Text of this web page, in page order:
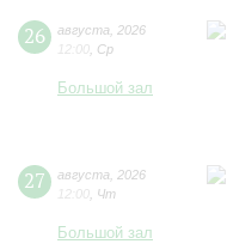
26 августа
2026
12:00 Ср
Большой зал
27 августа
2026
12:00 Чт
Большой зал